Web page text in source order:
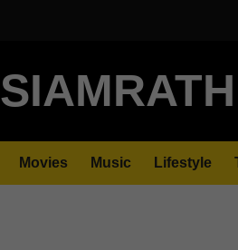
Movies Music Lifestyle